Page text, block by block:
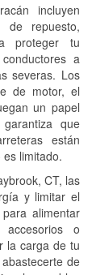
incluyen
de repuesto,
proteger tu
a
severas. Los
de motor, el
un papel
que
están
limitado.
CT, las
y limitar el
alimentar
accesorios o
la carga de tu
de
de